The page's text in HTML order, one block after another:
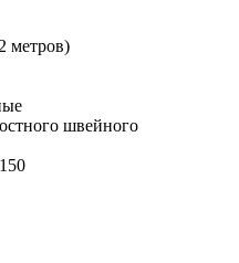
метров)
швейного